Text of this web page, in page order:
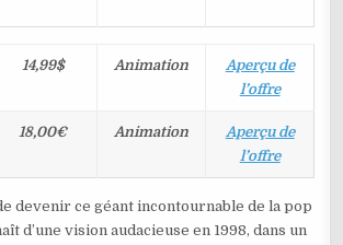
14,99$ Animation
Aperçu de
l’offre
18,00€ Animation
Aperçu de
l’offre
devenir ce géant incontournable de la pop
d’une vision audacieuse en 1998, dans un